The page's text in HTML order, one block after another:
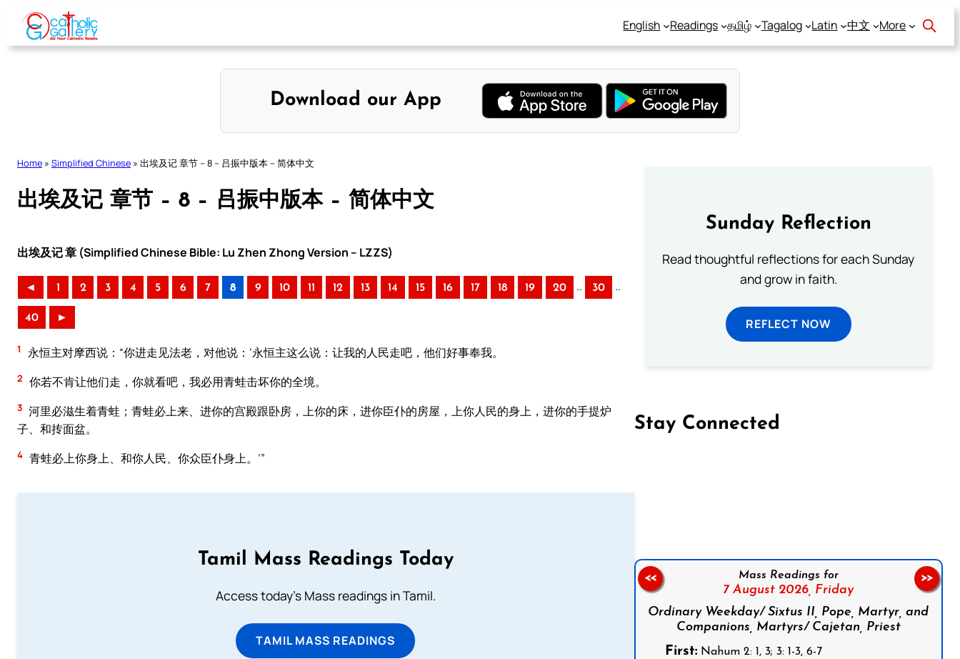
Skip
content
English Readings தமிழ் Tagalog Latin 中文 More
Download our App
Home » Simplified Chinese » 出埃及记 章节 – 8 – 吕振中版本 – 简体中文
出埃及记 章节 – 8 – 吕振中版本 – 简体中文
出埃及记 章 (Simplified Chinese Bible: Lu Zhen Zhong Version – LZZS)
◄ 1 2 3 4 5 6 7 8 9 10 11 12 13 14 15 16 17 18 19 20 .. 30 ..
40 ►
1 永恒主对摩西说：“你进走见法老，对他说：‘永恒主这么说：让我的人民走吧，他们好事奉我。
2 你若不肯让他们走，你就看吧，我必用青蛙击坏你的全境。
3 河里必滋生着青蛙；青蛙必上来、进你的宫殿跟卧房，上你的床，进你臣仆的房屋，上你人民的身上，进你的手提炉
子、和抟面盆。
4 青蛙必上你身上、和你人民、你众臣仆身上。’”
Tamil Mass Readings Today
Access today's Mass readings in Tamil.
TAMIL MASS READINGS
Sunday Reflection
Read thoughtful reflections for each Sunday
and grow in faith.
REFLECT NOW
Stay Connected
Follow us on Facebook
Mass Readings for
7 August 2026, Friday
Ordinary Weekday/ Sixtus II, Pope, Martyr, and
Companions, Martyrs/ Cajetan, Priest
First:Nahum 2: 1, 3; 3: 1-3, 6-7
<< >>